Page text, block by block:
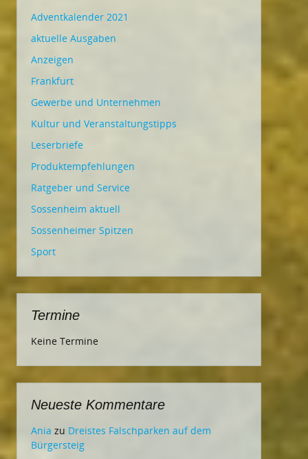
Adventkalender 2021
aktuelle Ausgaben
Anzeigen
Frankfurt
Gewerbe und Unternehmen
Kultur und Veranstaltungstipps
Leserbriefe
Produktempfehlungen
Ratgeber und Service
Sossenheim aktuell
Sossenheimer Spitzen
Sport
Termine
Keine Termine
Neueste Kommentare
Ania zu Dreistes Falschparken auf dem
Bürgersteig